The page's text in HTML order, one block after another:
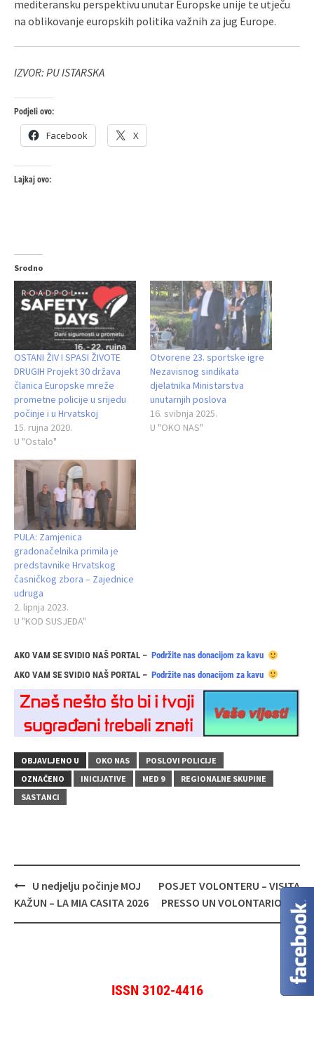
mediteransku perspektivu unutar Europske unije te utječu
na oblikovanje europskih politika važnih za jug Europe.
IZVOR: PU ISTARSKA
Podjeli ovo:
Facebook X
Lajkaj ovo:
Srodno
OSTANI ŽIV I SPASI ŽIVOTE
DRUGIH Projekt 30 država
članica Europske mreže
prometne policije u srijedu
počinje i u Hrvatskoj
15. rujna 2020.
U "Ostalo"
Otvorene 23. sportske igre
Nezavisnog sindikata
djelatnika Ministarstva
unutarnjih poslova
16. svibnja 2025.
U "OKO NAS"
PULA: Zamjenica
gradonačelnika primila je
predstavnike Hrvatskog
časničkog zbora – Zajednice
udruga
2. lipnja 2023.
U "KOD SUSJEDA"
AKO VAM SE SVIDIO NAŠ PORTAL – Podržite nas donacijom za kavu
AKO VAM SE SVIDIO NAŠ PORTAL – Podržite nas donacijom za kavu
OBJAVLJENO U OKO NAS
POSLOVI POLICIJE
OZNAČENO
INICIJATIVE MED 9
REGIONALNE SKUPINE
SASTANCI
Navigacija
objava
U nedjelju počinje MOJ
KAŽUN – LA MIA CASITA 2026
POSJET VOLONTERU – VISITA
PRESSO UN VOLONTARIO
ISSN 3102-4416